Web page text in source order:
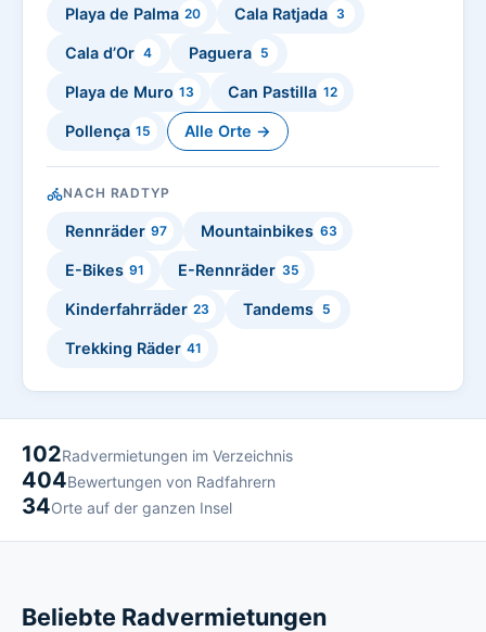
Playa de Palma 20 Cala Ratjada 3
Cala d’Or 4 Paguera 5
Playa de Muro 13 Can Pastilla 12
Pollença 15 Alle Orte →
NACH RADTYP
Rennräder 97 Mountainbikes 63
E-Bikes 91 E-Rennräder 35
Kinderfahrräder 23 Tandems 5
Trekking Räder 41
102Radvermietungen im Verzeichnis
404Bewertungen von Radfahrern
34Orte auf der ganzen Insel
Beliebte Radvermietungen